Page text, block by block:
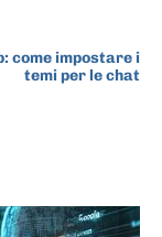
come impostare i
temi per le chat